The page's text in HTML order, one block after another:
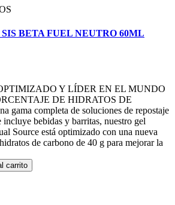
BETA FUEL NEUTRO 60ML
Y LÍDER EN EL MUNDO
DE HIDRATOS DE
gama completa de soluciones de repostaje
bebidas y barritas, nuestro gel
Source está optimizado con una nueva
de carbono de 40 g para mejorar la
carrito